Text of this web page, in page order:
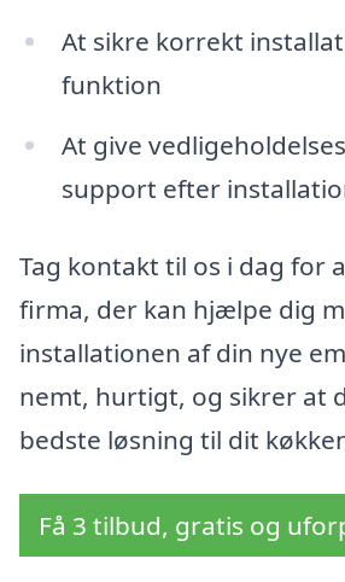
At sikre korrekt
funktion
At give
support efter
Tag kontakt til os i dag for
firma, der kan hjælpe dig
installationen af din nye
nemt, hurtigt, og sikrer at
bedste løsning til dit
Få 3 tilbud, gratis og